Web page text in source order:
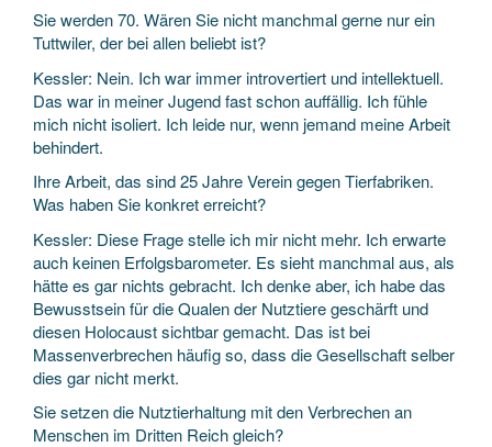
Sie werden 70. Wären Sie nicht manchmal gerne nur ein
Tuttwiler, der bei allen beliebt ist?
Kessler: Nein. Ich war immer introvertiert und intellektuell.
Das war in meiner Jugend fast schon auffällig. Ich fühle
mich nicht isoliert. Ich leide nur, wenn jemand meine Arbeit
behindert.
Ihre Arbeit, das sind 25 Jahre Verein gegen Tierfabriken.
Was haben Sie konkret erreicht?
Kessler: Diese Frage stelle ich mir nicht mehr. Ich erwarte
auch keinen Erfolgsbarometer. Es sieht manchmal aus, als
hätte es gar nichts gebracht. Ich denke aber, ich habe das
Bewusstsein für die Qualen der Nutztiere geschärft und
diesen Holocaust sichtbar gemacht. Das ist bei
Massenverbrechen häufig so, dass die Gesellschaft selber
dies gar nicht merkt.
Sie setzen die Nutztierhaltung mit den Verbrechen an
Menschen im Dritten Reich gleich?